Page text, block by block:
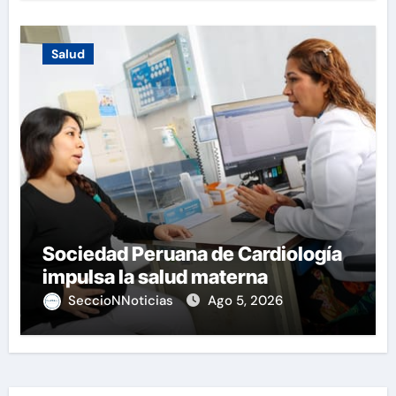
Salud
Sociedad Peruana de Cardiología
impulsa la salud materna
SeccioNNoticias Ago 5, 2026